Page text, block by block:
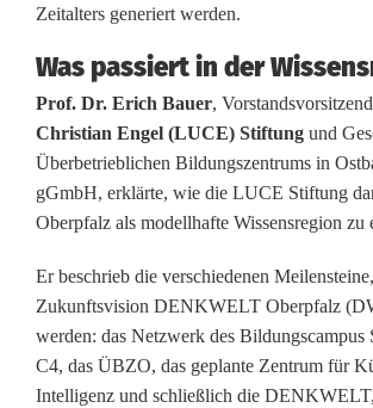
i
e
r
t
L
b
e
n
Zeitalters generiert werden.
Was passiert in der
Prof. Dr. Erich Bauer,
Christian Engel (LUCE) Stiftung und
Überbetrieblichen Bildungszentrums in
gGmbH, erklärte, wie die LUCE Stiftung
Oberpfalz als modellhafte Wissensregion zu
Er beschrieb die verschiedenen
Zukunftsvision DENKWELT Oberpfalz
werden: das Netzwerk des Bildungscampus
C4, das ÜBZO, das geplante Zentrum für
Intelligenz und schließlich die